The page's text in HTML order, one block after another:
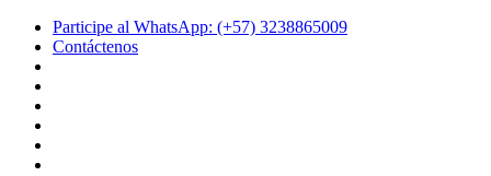
Participe al WhatsApp: (+57) 3238865009
Contáctenos